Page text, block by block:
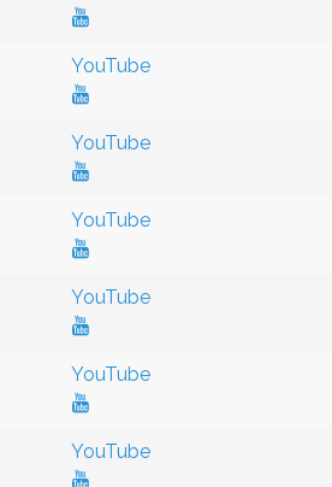
YouTube
YouTube
YouTube
YouTube
YouTube
YouTube